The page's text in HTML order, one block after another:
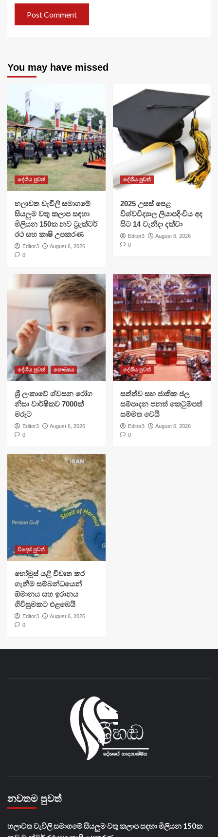
You may have missed
දේශීය පුවත්
හලාවත වැවිලි සමාගමේ
සියලුම වතු කලාප සඳහා
මිලියන 150ක නව ට්‍රැක්ටර්
රථ සහ කෘෂි උපකරණ
Editor3
August 6, 2026
0
දේශීය පුවත්
​2025 උසස් පෙළ
විශ්වවිද්‍යාල ලියාපදිංචිය අද
සිට 14 වැනිදා දක්වා
Editor3
August 6, 2026
0
දේශීය පුවත් සෞඛ්‍යය
ශ්‍රී ලංකාවේ ශ්වසන රෝග
නිසා වාර්ෂිකව 7000ක්
මරුට
Editor3
August 6, 2026
0
දේශීය පුවත්
සත්ත්ව සහ ජාතික ජල
සම්පාදන පනත් කෙටුම්පත්
සම්මත වෙයි
Editor3
August 6, 2026
0
විදෙස් පුවත්
හෝමූස් යළි විවෘත කර
ගැනීම සම්බන්ධයෙන්
ඕමානය සහ ඉරානය
ගිවිසුමකට එළඹෙයි
Editor3
August 6, 2026
0
නවතම පුවත්
හලාවත වැවිලි සමාගමේ සියලුම වතු කලාප සඳහා මිලියන 150ක